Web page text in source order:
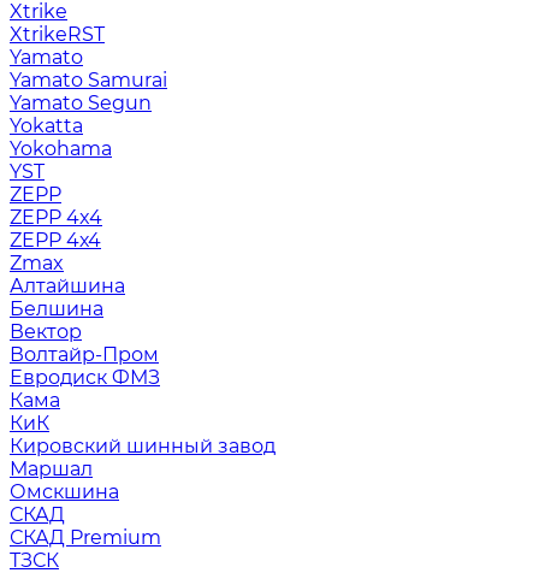
Xtrike
XtrikeRST
Yamato
Yamato Samurai
Yamato Segun
Yokatta
Yokohama
YST
ZEPP
ZEPP 4x4
ZEPP 4х4
Zmax
Алтайшина
Белшина
Вектор
Волтайр-Пром
Евродиск ФМЗ
Кама
КиК
Кировский шинный завод
Маршал
Омскшина
СКАД
СКАД Premium
ТЗСК